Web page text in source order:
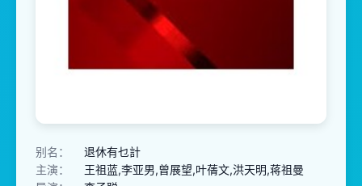
别名：
退休有乜計
主演：
王祖蓝,李亚男,曾展望,叶蒨文,洪天明,蒋祖曼